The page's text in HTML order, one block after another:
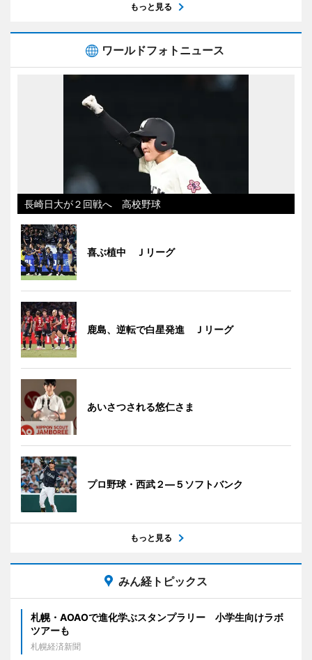
もっと見る
ワールドフォトニュース
長崎日大が２回戦へ 高校野球
喜ぶ植中 Ｊリーグ
鹿島、逆転で白星発進 Ｊリーグ
あいさつされる悠仁さま
プロ野球・西武２―５ソフトバンク
もっと見る
みん経トピックス
札幌・AOAOで進化学ぶスタンプラリー 小学生向けラボ
ツアーも
札幌経済新聞